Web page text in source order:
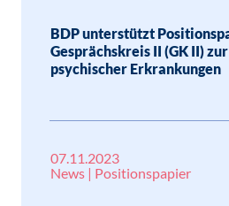
BDP unterstützt
Gesprächskreis II (GK II)
psychischer Erkrankungen
07.11.2023
News | Positionspapier